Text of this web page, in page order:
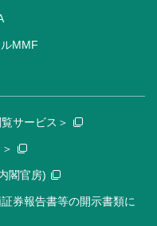
MMF
サービス＞
閣官房)
券報告書等の開示書類に